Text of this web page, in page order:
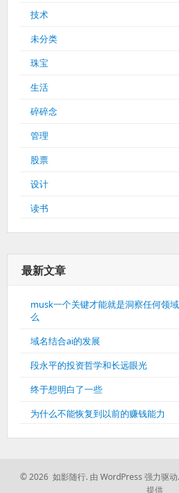
技术
未分类
珠宝
生活
碎碎念
管理
股票
设计
读书
最新文章
musk一个关键才能就是洞察任何领
么
域名结合ai的发展
段永平的投资哲学和长远眼光
终于想明白了一些
为什么不能恢复到以前的赚钱能力
© 2026 如影随行. 由 WordPress 强力驱动.
提供